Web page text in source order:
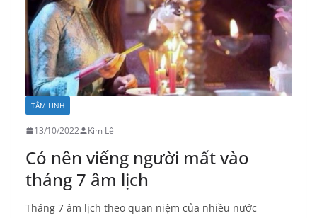
TÂM LINH
13/10/2022 Kim Lê
Có nên viếng người mất vào
tháng 7 âm lịch
Tháng 7 âm lịch theo quan niệm của nhiều nước